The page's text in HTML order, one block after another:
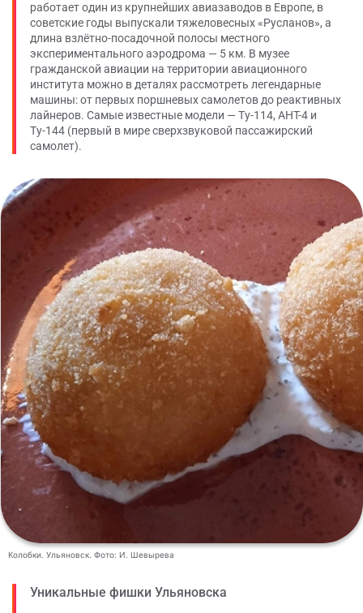
работает один из крупнейших авиазаводов в Европе, в
советские годы выпускали тяжеловесных «Русланов», а
длина взлётно-посадочной полосы местного
экспериментального аэродрома — 5 км. В музее
гражданской авиации на территории авиационного
института можно в деталях рассмотреть легендарные
машины: от первых поршневых самолетов до реактивных
лайнеров. Самые известные модели — Ту-114, АНТ-4 и
Ту-144 (первый в мире сверхзвуковой пассажирский
самолет).
Колобки. Ульяновск. Фото: И. Шевырева
Уникальные фишки Ульяновска